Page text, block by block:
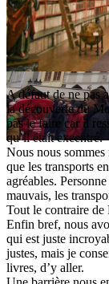
A défaut de ne pas
la découverte du
pas le faire car il
qu’il était excentré.
Nous nous
que les transports
agréables.
mauvais, les
Tout le contraire
Enfin bref, nous
qui est juste
justes, mais je
livres, d’y aller.